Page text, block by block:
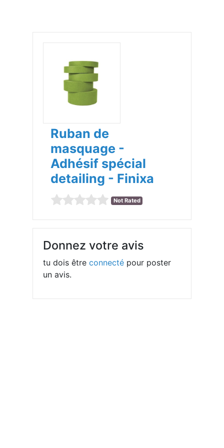
Ruban de
masquage -
Adhésif spécial
detailing - Finixa
Not Rated
Donnez votre avis
tu dois êtreconnecté pour poster
un avis.